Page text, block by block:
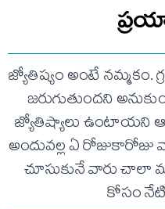
జ్యోతిష్యం అంటే నమ్మకం.
జరుగుతుందని
జ్యోతిష్యాలు ఉంటాయని
అందువ‌ల్ల ఏ
చూసుకునే వారు చాలా
కోసం